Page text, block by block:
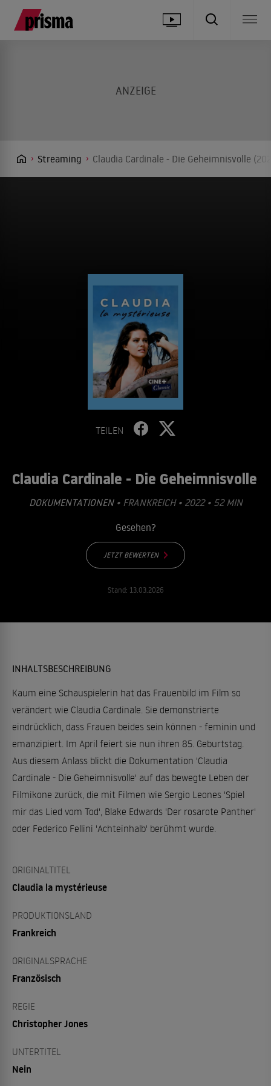
Streaming Claudia Cardinale - Die Geheimnisvolle
TEILEN
Claudia Cardinale - Die Geheimnisvolle
DOKUMENTATIONEN• FRANKREICH • 2022 • 52 MIN
Gesehen?
JETZT BEWERTEN
Stand: 13.03.2026
INHALTSBESCHREIBUNG
Kaum eine Schauspielerin hat das Frauenbild im Film so
verändert wie Claudia Cardinale. Sie demonstrierte
eindrücklich, dass Frauen beides sein können - feminin und
emanzipiert. Im April feiert sie nun ihren 85. Geburtstag.
Aus diesem Anlass blickt die Dokumentation 'Claudia
Cardinale - Die Geheimnisvolle' auf das bewegte Leben der
Filmikone zurück, die mit Filmen wie Sergio Leones 'Spiel
mir das Lied vom Tod', Blake Edwards 'Der rosarote Panther'
oder Federico Fellini 'Achteinhalb' berühmt wurde.
ORIGINALTITEL
Claudia la mystérieuse
PRODUKTIONSLAND
Frankreich
ORIGINALSPRACHE
Französisch
REGIE
Christopher Jones
UNTERTITEL
Nein